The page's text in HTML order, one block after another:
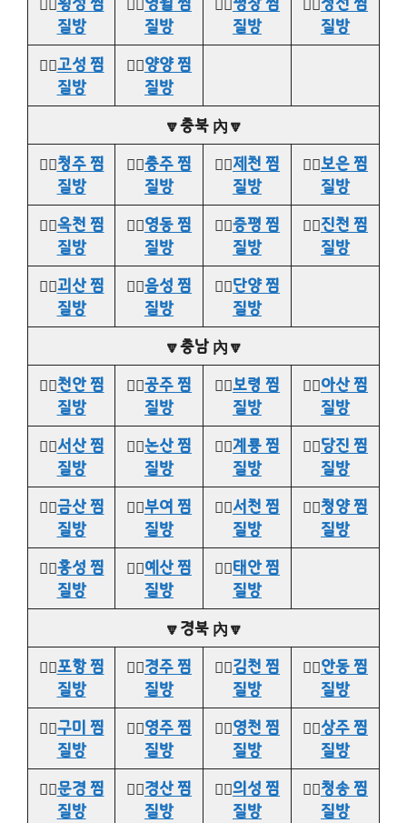
질방
질방
질방
질방
👉🏻고성 찜
질방
👉🏻양양 찜
질방
🔽충북 內🔽
👉🏻청주 찜
질방
👉🏻충주 찜
질방
👉🏻제천 찜
질방
👉🏻보은 찜
질방
👉🏻옥천 찜
질방
👉🏻영동 찜
질방
👉🏻증평 찜
질방
👉🏻진천 찜
질방
👉🏻괴산 찜
질방
👉🏻음성 찜
질방
👉🏻단양 찜
질방
🔽충남 內🔽
👉🏻천안 찜
질방
👉🏻공주 찜
질방
👉🏻보령 찜
질방
👉🏻아산 찜
질방
👉🏻서산 찜
질방
👉🏻논산 찜
질방
👉🏻계룡 찜
질방
👉🏻당진 찜
질방
👉🏻금산 찜
질방
👉🏻부여 찜
질방
👉🏻서천 찜
질방
👉🏻청양 찜
질방
👉🏻홍성 찜
질방
👉🏻예산 찜
질방
👉🏻태안 찜
질방
🔽경북 內🔽
👉🏻포항 찜
질방
👉🏻경주 찜
질방
👉🏻김천 찜
질방
👉🏻안동 찜
질방
👉🏻구미 찜
질방
👉🏻영주 찜
질방
👉🏻영천 찜
질방
👉🏻상주 찜
질방
👉🏻문경 찜
질방
👉🏻경산 찜
질방
👉🏻의성 찜
질방
👉🏻청송 찜
질방